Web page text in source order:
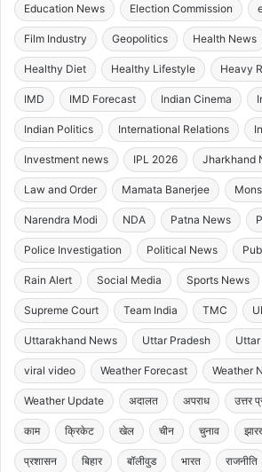
Education News Election Commission
Film Industry Geopolitics Health News
Healthy Diet Healthy Lifestyle Heavy
IMD IMD Forecast Indian Cinema
Indian Politics International Relations
Investment news IPL 2026 Jharkhand
Law and Order Mamata Banerjee
Narendra Modi NDA Patna News
Police Investigation Political News
Rain Alert Social Media Sports News
Supreme Court Team India TMC
Uttarakhand News Uttar Pradesh
viral video Weather Forecast Weather
Weather Update अदालत अपराध उत्तर
काम क्रिकेट खेल चीन चुनाव
प्रशासन बिहार बॉलीवुड भारत राजनीति